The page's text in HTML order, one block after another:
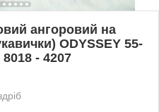
ангоровий на
ODYSSEY 55-
- 4207